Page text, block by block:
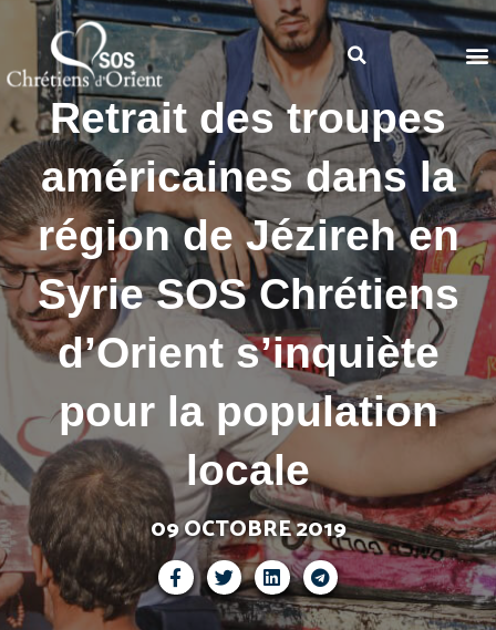
Retrait des troupes
américaines dans la
région de Jézireh en
Syrie SOS Chrétiens
d’Orient s’inquiète
pour la population
locale
09 OCTOBRE 2019